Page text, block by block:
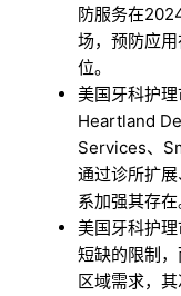
防服务在
场，预防应
位。
美国牙科护
Heartland
Services、
通过诊所扩
系加强其存在
美国牙科护
短缺的限制
区域需求，